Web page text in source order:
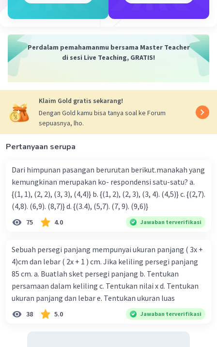
Iklan
Perdalam pemahamanmu bersama Master Teacher
di sesi Live Teaching, GRATIS!
Klaim Gold gratis sekarang!
Dengan Gold kamu bisa tanya soal ke Forum
sepuasnya, lho.
Pertanyaan serupa
Dari himpunan pasangan berurutan berikut.manakah yang
kemungkinan merupakan ko- respondensi satu-satu? a.
{(1, 1), (2, 2), (3, 3), (4,4)} b. {(1, 2), (2, 3), (3, 4). (4,5)} c. {(2,7).
(4,8). (6,9). (8,7)} d. {(3.4), (5,7). (7, 9). (9,6)}
75 4.0 Jawaban terverifikasi
Sebuah persegi panjang mempunyai ukuran panjang ( 3x +
4)cm dan lebar ( 2x + 1 ) cm. Jika keliling persegi panjang
85 cm. a. Buatlah sket persegi panjang b. Tentukan
persamaan dalam keliling c. Tentukan nilai x d. Tentukan
ukuran panjang dan lebar e. Tentukan ukuran luas
38 5.0 Jawaban terverifikasi